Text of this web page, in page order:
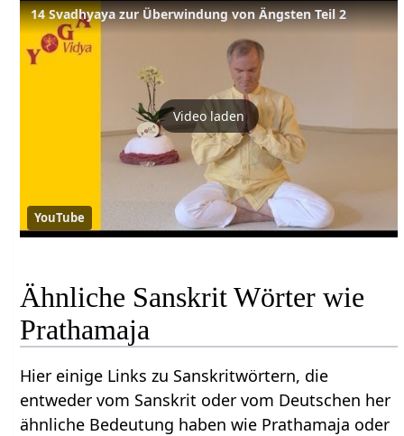
14 Svadhyaya zur Überwindung von Ängsten Teil 2
Video laden
YouTube
Ähnliche Sanskrit Wörter wie
Prathamaja
Hier einige Links zu Sanskritwörtern, die
entweder vom Sanskrit oder vom Deutschen her
ähnliche Bedeutung haben wie Prathamaja oder